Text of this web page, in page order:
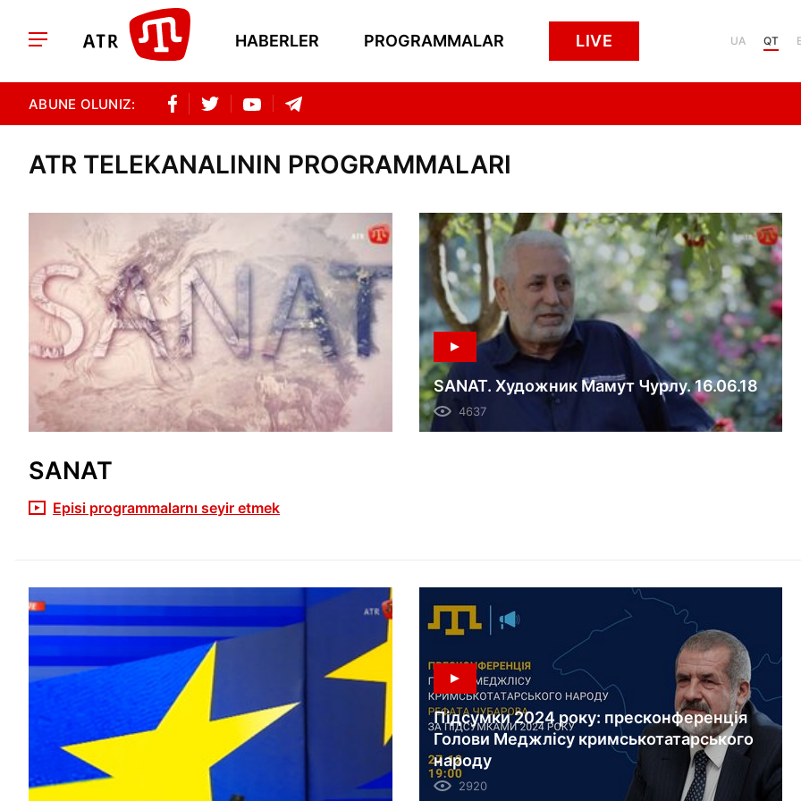
HABERLER PROGRAMMALAR LIVE UA QT
ABUNE OLUNIZ:
ATR TELEKANALININ PROGRAMMALARI
SANAT
Episi programmalarnı seyir etmek
SANAT. Художник Мамут Чурлу. 16.06.18
4637
Підсумки 2024 року: пресконференція
Голови Меджлісу кримськотатарського
народу
2920